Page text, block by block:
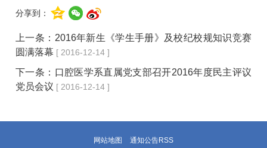
分享到：
上一条： 2016年新生《学生手册》及校纪校规知识竞赛
圆满落幕 [ 2016-12-14 ]
下一条： 口腔医学系直属党支部召开2016年度民主评议
党员会议 [ 2016-12-14 ]
网站地图 通知公告RSS